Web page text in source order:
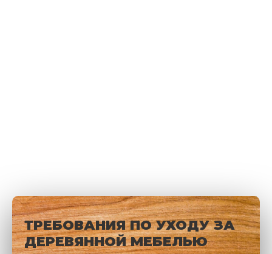
ТРЕБОВАНИЯ ПО УХОДУ ЗА
ДЕРЕВЯННОЙ МЕБЕЛЬЮ